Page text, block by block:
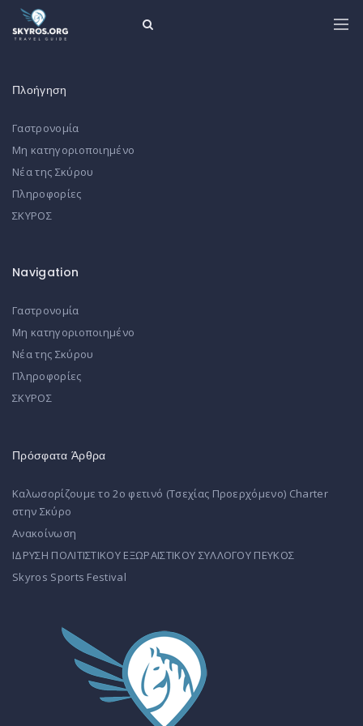
Πλοήγηση
Γαστρονομία
Μη κατηγοριοποιημένο
Νέα της Σκύρου
Πληροφορίες
ΣΚΥΡΟΣ
Navigation
Γαστρονομία
Μη κατηγοριοποιημένο
Νέα της Σκύρου
Πληροφορίες
ΣΚΥΡΟΣ
Πρόσφατα Άρθρα
Καλωσορίζουμε το 2ο φετινό (Τσεχίας Προερχόμενο) Charter
στην Σκύρο
Ανακοίνωση
ΙΔΡΥΣΗ ΠΟΛΙΤΙΣΤΙΚΟΥ ΕΞΩΡΑΙΣΤΙΚΟΥ ΣΥΛΛΟΓΟΥ ΠΕΥΚΟΣ
Skyros Sports Festival